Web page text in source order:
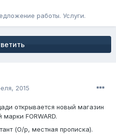
работы. Услуги.
2015
открывается новый магазин
FORWARD.
(О/р, местная прописка).